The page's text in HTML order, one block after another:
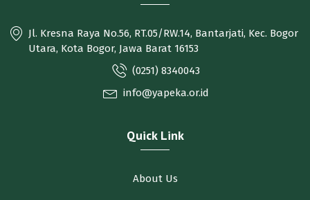
Jl. Kresna Raya No.56, RT.05/RW.14, Bantarjati, Kec. Bogor
Utara, Kota Bogor, Jawa Barat 16153
(0251) 8340043
info@yapeka.or.id
Quick Link
About Us